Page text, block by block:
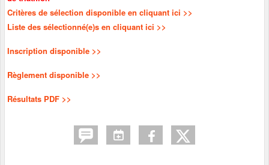
Critères de sélection disponible en cliquant ici >>
Liste des sélectionné(e)s en cliquant ici >>
Inscription disponible >>
Règlement disponible >>
Résultats PDF >>